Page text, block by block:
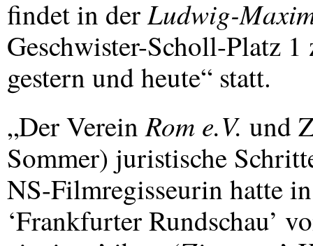
findet in derLudwig-
Geschwister-Scholl-Platz
gestern und heute“ statt.
„Der VereinRom e.V. und
Sommer) juristische
NS-Filmregisseurin hatte
‘Frankfurter Rundschau’